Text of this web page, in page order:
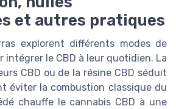
et autres pratiques
explorent différents modes de
intégrer le CBD à leur quotidien. La
CBD ou de la résine CBD séduit
éviter la combustion classique du
chauffe le cannabis CBD à une